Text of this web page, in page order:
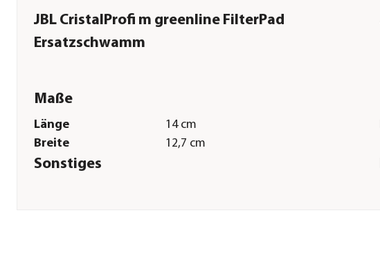
JBL CristalProfi m greenline FilterPad
Ersatzschwamm
Maße
Länge
14 cm
Breite
12,7 cm
Sonstiges